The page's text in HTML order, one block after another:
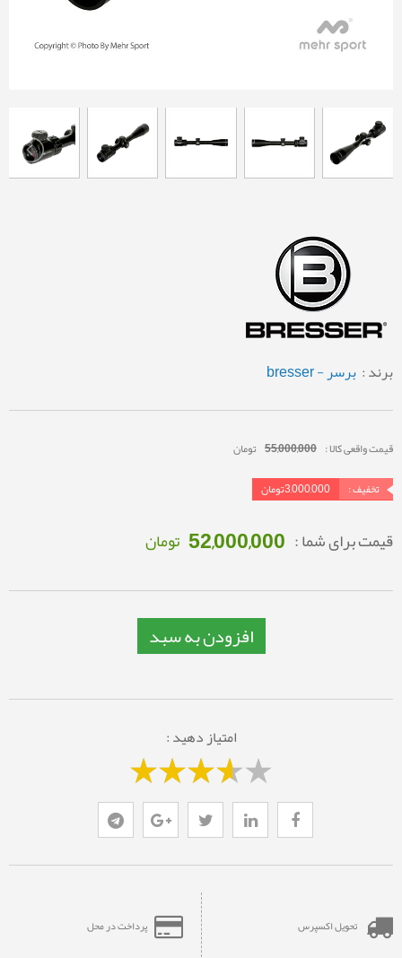
برند : برسر - bresser
قیمت واقعی کالا : 55,000,000 تومان
تخفیف :
3,000,000تومان
قیمت برای شما : 52,000,000 تومان
افزودن به سبد
امتیاز دهید :
تحویل اکسپرس پرداخت در محل